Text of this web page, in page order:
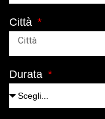
Città
Durata